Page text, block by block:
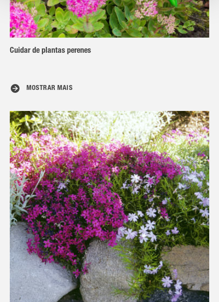
Cuidar de plantas perenes
MOSTRAR MAIS